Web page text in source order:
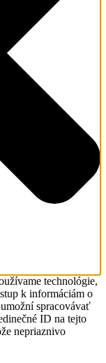
technológie,
k informáciám o
spracovávať
ID na tejto
nepriaznivo